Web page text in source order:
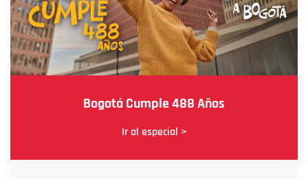
Bogotá Cumple 488 Años
Ir al especial >